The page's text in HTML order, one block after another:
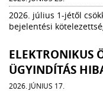
2026. július 1-jétől
bejelentési
ELEKTRONIKUS
ÜGYINDÍTÁS
2026. JÚNIUS 17.